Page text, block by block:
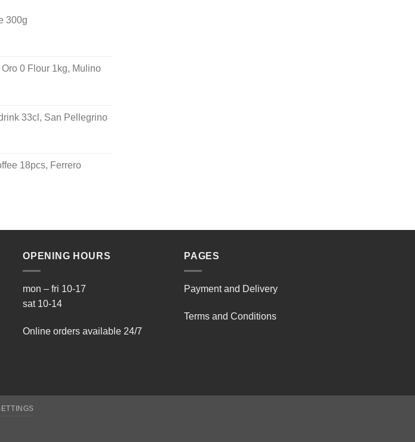
300g
Oro 0 Flour 1kg, Mulino
33cl, San Pellegrino
18pcs, Ferrero
OPENING HOURS
mon – fri 10-17
sat 10-14
Online orders available 24/7
PAGES
Payment and Delivery
Terms and Conditions